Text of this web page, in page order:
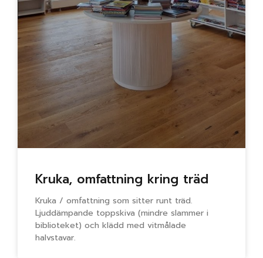
Kruka, omfattning kring träd
Kruka / omfattning som sitter runt träd.
Ljuddämpande toppskiva (mindre slammer i
biblioteket) och klädd med vitmålade
halvstavar.